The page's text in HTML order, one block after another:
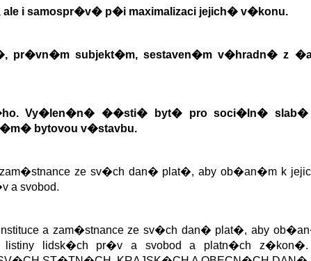
i samospr�v� p�i maximalizaci jejich� v�konu.
pr�vn�m subjekt�m, sestaven�m v�hradn� z
Vy�len�n� ��sti�
byt� pro soci�ln�
� bytovou v�stavbu.
ze sv�ch dan� plat�, aby ob�an�m k
a svobod.
a zam�stnance ze sv�ch dan� plat�, aby
lidsk�ch pr�v a svobod a platn�ch z�kon�.